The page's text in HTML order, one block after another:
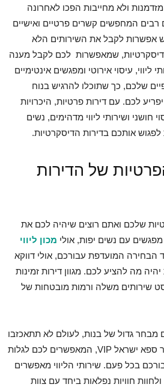
ולא מחייבות הפכו לאחרונה
רבים המחפשים קשרים פרטיים ואישיים
אפשרות לקבל את השירותים הלא
שמאפשרות לכם לקבל מענה
עיסוי אירוטי ומפגשים אינטימיים
שלכם, כך שתוכלו להרגיש בנוח
לכם. עם דירות פרטיות, היכרויות
חושני ושירותי ליווי מדהימים, נשים
אותכם בדירות הדיסקרטיות.
של הדירות
שלכם ואתם רוצים שיהיה לכם את
עם נשים יפות, אולי מכון ליווי
הבחירה המועדפת עבורכם, אולי דווקא
מה להציע לכם. מגוון דירות זמינות
שירותים משלה ורמות מובטחות של
גדול של בנות, לעולם לא תתאכזבו
משירותי הליווי זמינים באתר ספא ישראל VIP, המאפשרים לכם לגלות
בכל פעם. שירותי הליווי מאפשרים
חוויות נפלאות ביחד עם צוות